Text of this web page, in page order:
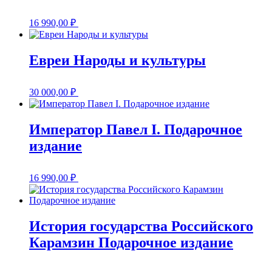
16 990,00 ₽
Евреи Народы и культуры
30 000,00 ₽
Император Павел I. Подарочное
издание
16 990,00 ₽
История государства Российского
Карамзин Подарочное издание